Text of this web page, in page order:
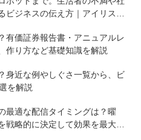
ビジネスの伝え方｜アイリスオ
有価証券報告書・アニュアルレ
作り方など基礎知識を解説
身近な例やしぐさ一覧から、ビ
を解説
最適な配信タイミングは？曜
戦略的に決定して効果を最大化